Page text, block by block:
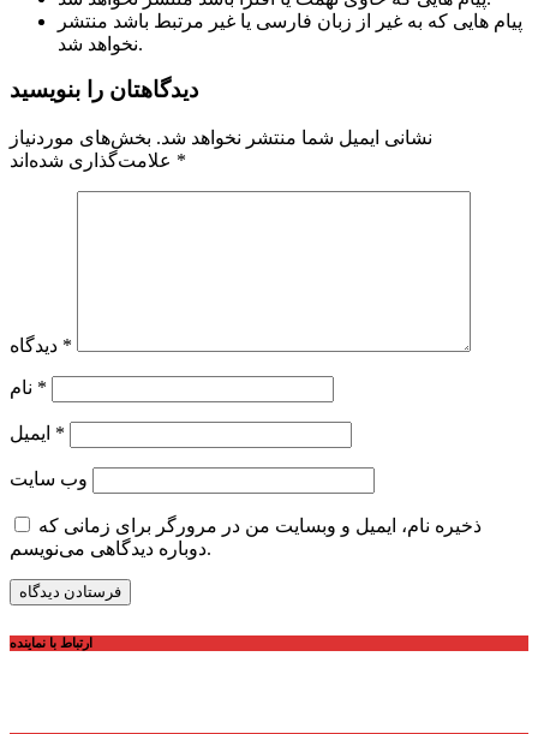
پیام هایی که به غیر از زبان فارسی یا غیر مرتبط باشد منتشر
نخواهد شد.
دیدگاهتان را بنویسید
نشانی ایمیل شما منتشر نخواهد شد. بخش‌های موردنیاز
*
*
*
*
وب‌ سایت
ذخیره نام، ایمیل و وبسایت من در مرورگر برای زمانی که
دوباره دیدگاهی می‌نویسم.
ارتباط با نماینده